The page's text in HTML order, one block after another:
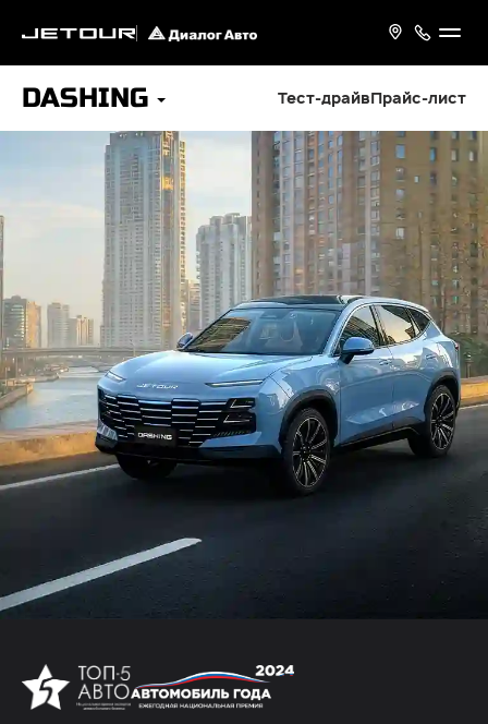
DASHING Тест-драйвПрайс-лист